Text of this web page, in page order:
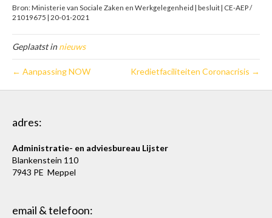
Bron: Ministerie van Sociale Zaken en Werkgelegenheid | besluit | CE-AEP /
21019675 | 20-01-2021
Geplaatst innieuws
← Aanpassing NOW Kredietfaciliteiten Coronacrisis →
adres:
Administratie- en adviesbureau Lijster
Blankenstein 110
7943 PE Meppel
email & telefoon: